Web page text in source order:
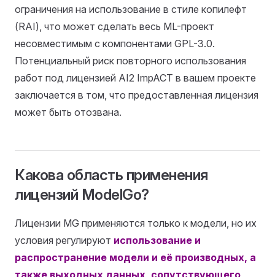
ограничения на использование в стиле копилефт
(RAI), что может сделать весь ML-проект
несовместимым с компонентами GPL-3.0.
Потенциальный риск повторного использования
работ под лицензией AI2 ImpACT в вашем проекте
заключается в том, что предоставленная лицензия
может быть отозвана.
Какова область применения
лицензий ModelGo?
Лицензии MG применяются только к модели, но их
условия регулируют использование и
распространение модели и её производных, а
также выходных данных, сопутствующего